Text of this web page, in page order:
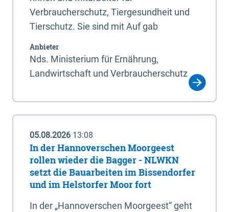
Verbraucherschutz, Tiergesundheit und
Tierschutz. Sie sind mit Auf gab
Anbieter
Nds. Ministerium für Ernährung,
Landwirtschaft und Verbraucherschutz
05.08.2026 13:08
In der Hannoverschen Moorgeest
rollen wieder die Bagger - NLWKN
setzt die Bauarbeiten im Bissendorfer
und im Helstorfer Moor fort
In der „Hannoverschen Moorgeest“ geht